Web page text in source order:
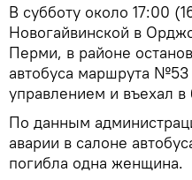
В субботу около 17:00
Новогайвинской в
Перми, в районе
автобуса маршрута №53
управлением и въехал в
По данным
аварии в салоне
погибла одна женщина.